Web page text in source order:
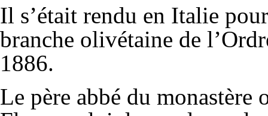
Il s’était rendu en Italie
branche olivétaine de
1886.
Le père abbé du